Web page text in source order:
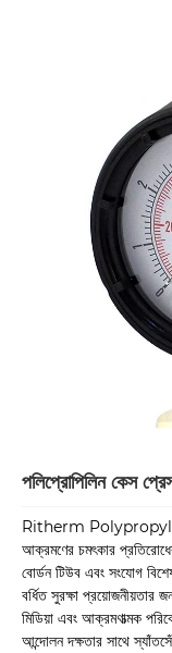
পলিপ্রোপিলিন কেস
Ritherm Polypropylene
আক্রমণের চমৎকার
বোর্ডন টিউব এবং সংযোগ
বর্ধিত সুরক্ষা প্রয়োজনীয়তার
মিডিয়া এবং আক্রমণাত্মক
আন্দোলন দক্ষতার সাথে